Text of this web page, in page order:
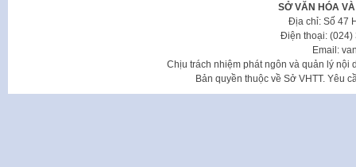
SỞ VĂN HÓA
Địa chỉ: Số 47
Điện thoại: (024)
Email:
Chịu trách nhiệm phát ngôn và quản lý nội
Bản quyền thuộc về Sở VHTT. Yêu